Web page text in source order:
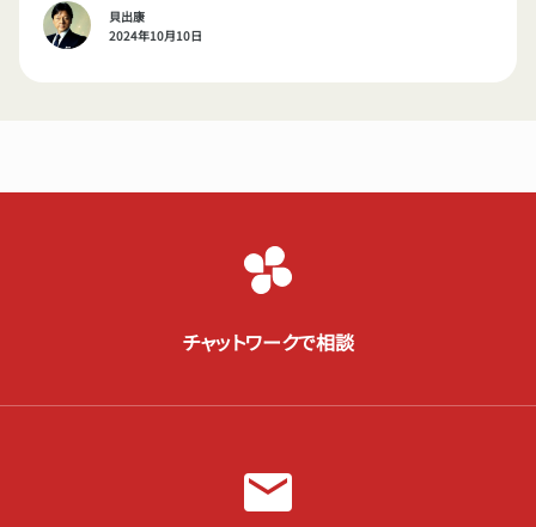
貝出康
2024年10月10日
チャットワークで相談